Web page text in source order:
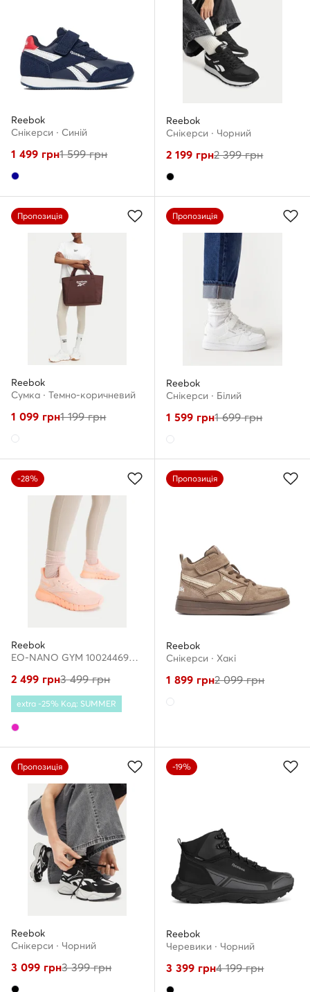
Reebok
Снікерcи · Cиній
1 499 грн1 599грн
Reebok
Снікерcи · Чорний
2 199 грн2 399грн
Пропозиція
Reebok
Сумка · Темно-коричневий
1 099 грн1 199грн
Пропозиція
Reebok
Снікерcи · Білий
1 599 грн1 699грн
-28%
Reebok
EO-NANO GYM 100244695 · Взуття для тренажерного залу
2 499 грн3 499грн
extra -25% Код: SUMMER
Пропозиція
Reebok
Снікерcи · Хакі
1 899 грн2 099грн
Пропозиція
Reebok
Снікерcи · Чорний
3 099 грн3 399грн
-19%
Reebok
Черевики · Чорний
3 399 грн4 199грн